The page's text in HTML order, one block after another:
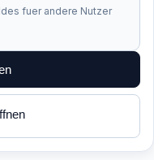
fuer andere Nutzer